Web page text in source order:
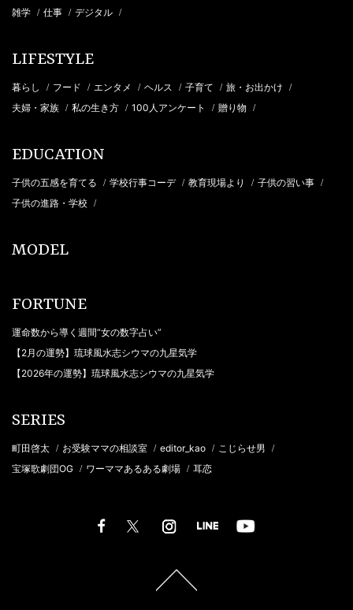
雑学 / 仕事 / デジタル /
LIFESTYLE
暮らし / フード / エンタメ / ヘルス / 子育て / 旅・お出かけ /
夫婦・家族 / 私の生き方 / 100人アンケート / 贈り物 /
EDUCATION
子供の五感を育てる / 学校行事コーデ / 教育現場より / 子供の習い事 /
子供の進路・学校 /
MODEL
FORTUNE
運命数から導く週間“女の数字占い”
【2月の運勢】琉球風水志シウマの九星気学
【2026年の運勢】琉球風水志シウマの九星気学
SERIES
町田啓太 / お受験ママの相談室 / editor_kao / こじらせ男 /
宝塚歌劇団OG / ワーママあるある劇場 / 耳恋